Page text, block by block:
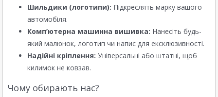
Шильдики (логотипи): Підкреслять марку вашого
автомобіля.
Комп’ютерна машинна вишивка: Нанесіть будь-
який малюнок, логотип чи напис для ексклюзивності.
Надійні кріплення: Універсальні або штатні, щоб
килимок не ковзав.
Чому обирають нас?